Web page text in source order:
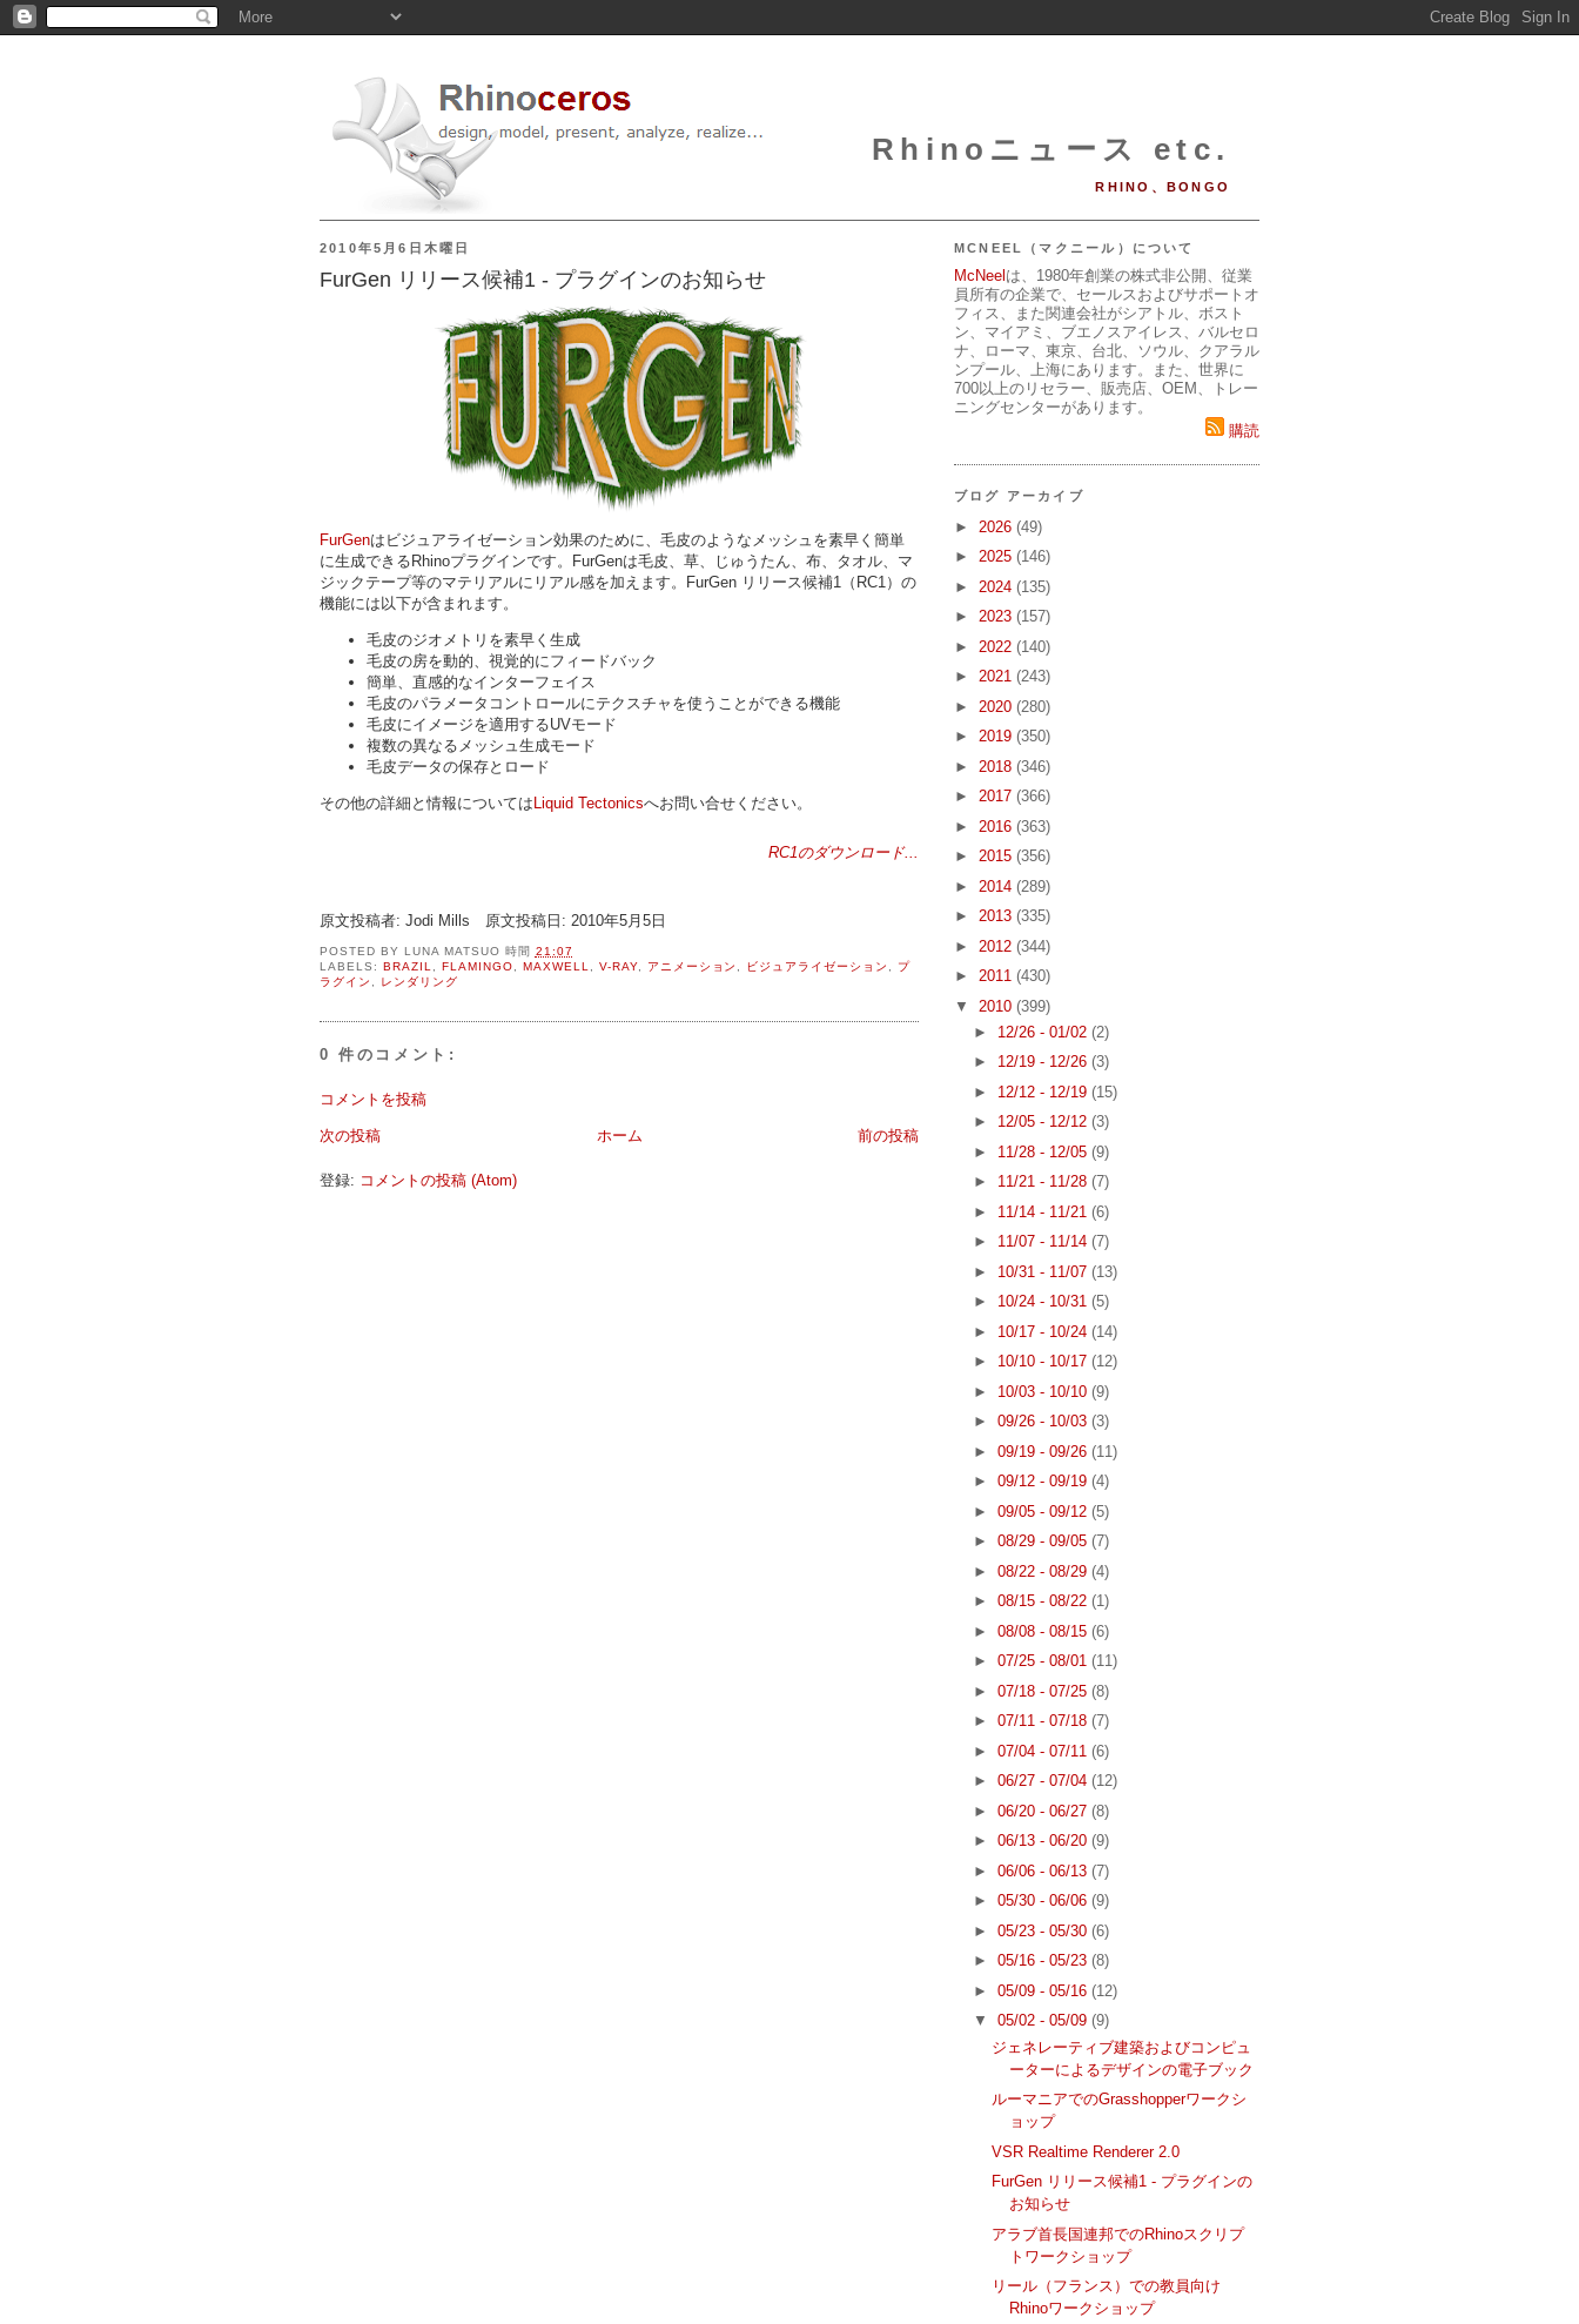
Rhinoニュース etc.
RHINO、BONGO
2010年5月6日木曜日
FurGen リリース候補1 - プラグインのお知らせ
FurGenはビジュアライゼーション効果のために、毛皮のようなメッシュを素早く簡単
に生成できるRhinoプラグインです。FurGenは毛皮、草、じゅうたん、布、タオル、マ
ジックテープ等のマテリアルにリアル感を加えます。FurGen リリース候補1（RC1）の
機能には以下が含まれます。
毛皮のジオメトリを素早く生成
毛皮の房を動的、視覚的にフィードバック
簡単、直感的なインターフェイス
毛皮のパラメータコントロールにテクスチャを使うことができる機能
毛皮にイメージを適用するUVモード
複数の異なるメッシュ生成モード
毛皮データの保存とロード
その他の詳細と情報についてはLiquid Tectonicsへお問い合せください。
RC1のダウンロード...
原文投稿者: Jodi Mills 原文投稿日: 2010年5月5日
POSTED BY LUNA MATSUO 時間 21:07
LABELS: BRAZIL FLAMINGO MAXWELL V-RAY, アニメーション ビジュアライゼーション
プ
ラグイン
レンダリング
0 件のコメント:
コメントを投稿
次の投稿 前の投稿
ホーム
登録: コメントの投稿 (Atom)
MCNEEL（マクニール）について
McNeel は、1980年創業の株式非公開、従業
員所有の企業で、セールスおよびサポートオ
フィス、また関連会社がシアトル、ボスト
ン、マイアミ、ブエノスアイレス、バルセロ
ナ、ローマ、東京、台北、ソウル、クアラル
ンプール、上海にあります。また、世界に
700以上のリセラー、販売店、OEM、トレー
ニングセンターがあります。
購読
ブログ アーカイブ
► 2026 (49)
► 2025 (146)
► 2024 (135)
► 2023 (157)
► 2022 (140)
► 2021 (243)
► 2020 (280)
► 2019 (350)
► 2018 (346)
► 2017 (366)
► 2016 (363)
► 2015 (356)
► 2014 (289)
► 2013 (335)
► 2012 (344)
► 2011 (430)
▼ 2010 (399)
► 12/26 - 01/02 (2)
► 12/19 - 12/26 (3)
► 12/12 - 12/19 (15)
► 12/05 - 12/12 (3)
► 11/28 - 12/05 (9)
► 11/21 - 11/28 (7)
► 11/14 - 11/21 (6)
► 11/07 - 11/14 (7)
► 10/31 - 11/07 (13)
► 10/24 - 10/31 (5)
► 10/17 - 10/24 (14)
► 10/10 - 10/17 (12)
► 10/03 - 10/10 (9)
► 09/26 - 10/03 (3)
► 09/19 - 09/26 (11)
► 09/12 - 09/19 (4)
► 09/05 - 09/12 (5)
► 08/29 - 09/05 (7)
► 08/22 - 08/29 (4)
► 08/15 - 08/22 (1)
► 08/08 - 08/15 (6)
► 07/25 - 08/01 (11)
► 07/18 - 07/25 (8)
► 07/11 - 07/18 (7)
► 07/04 - 07/11 (6)
► 06/27 - 07/04 (12)
► 06/20 - 06/27 (8)
► 06/13 - 06/20 (9)
► 06/06 - 06/13 (7)
► 05/30 - 06/06 (9)
► 05/23 - 05/30 (6)
► 05/16 - 05/23 (8)
► 05/09 - 05/16 (12)
▼ 05/02 - 05/09 (9)
ジェネレーティブ建築およびコンピュ
ーターによるデザインの電子ブック
ルーマニアでのGrasshopperワークシ
ョップ
VSR Realtime Renderer 2.0
FurGen リリース候補1 - プラグインの
お知らせ
アラブ首長国連邦でのRhinoスクリプ
トワークショップ
リール（フランス）での教員向け
Rhinoワークショップ